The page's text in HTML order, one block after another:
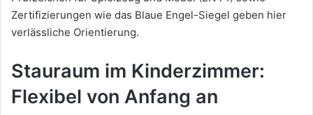
Zertifizierungen wie das Blaue Engel-Siegel geben hier
verlässliche Orientierung.
Stauraum im Kinderzimmer:
Flexibel von Anfang an